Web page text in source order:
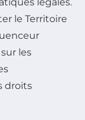
le Territoire
les
droits